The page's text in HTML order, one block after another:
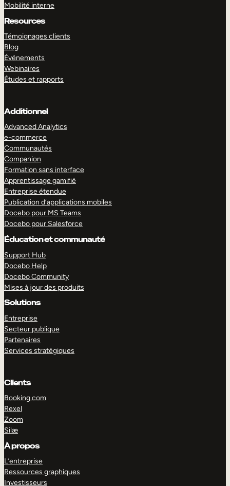
Mobilité interne
Resources
Témoignages clients
Blog
Événements
Webinaires
Études et rapports
Additionnel
Advanced Analytics
e-commerce
Communautés
Companion
Formation sans interface
Apprentissage gamifié
Entreprise étendue
Publication d’applications mobiles
Docebo pour MS Teams
Docebo pour Salesforce
Éducation et communauté
Support Hub
Docebo Help
Docebo Community
Mises à jour des produits
Solutions
Entreprise
Secteur publique
Partenaires
Services stratégiques
Clients
Booking.com
Rexel
Zoom
Silæ
À propos
L’entreprise
Ressources graphiques
Investisseurs